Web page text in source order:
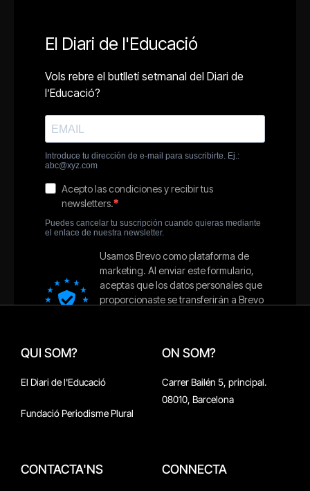
QUI SOM?
El Diari de l'Educació
Fundació Periodisme Plural
ON SOM?
Carrer Bailén 5, principal.
08010, Barcelona
CONTACTA'NS CONNECTA